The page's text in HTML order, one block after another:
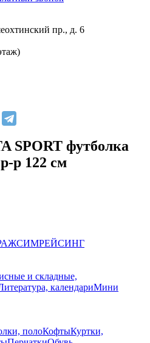
пр., д. 6
SPORT футболка
р 122 см
СИМРЕЙСИНГ
и складные,
календариМини
полоКофтыКуртки,